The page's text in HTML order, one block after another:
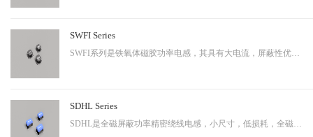
SWFI Series
SWFI系列是铁氧体磁胶功率电感，其具有大电流，屏蔽性优异，性价比高等特性，应用广泛。
SDHL Series
SDHL是全磁屏蔽功率精密绕线电感，小尺寸，低损耗，全磁屏蔽等特点，适用于小型化终端产品。